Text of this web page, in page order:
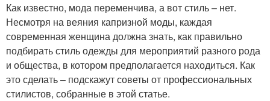
Как известно, мода переменчива, а вот стиль – нет.
Несмотря на веяния капризной моды, каждая
современная женщина должна знать, как правильно
подбирать стиль одежды для мероприятий разного рода
и общества, в котором предполагается находиться. Как
это сделать – подскажут советы от профессиональных
стилистов, собранные в этой статье.